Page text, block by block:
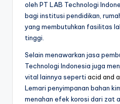
oleh PT LAB Technologi
bagi institusi pendidikan,
yang membutuhkan fasilitas
tinggi.
Selain menawarkan jasa
Technologi Indonesia juga
vital lainnya seperti acid and
Lemari penyimpanan bahan
menahan efek korosi dari zat